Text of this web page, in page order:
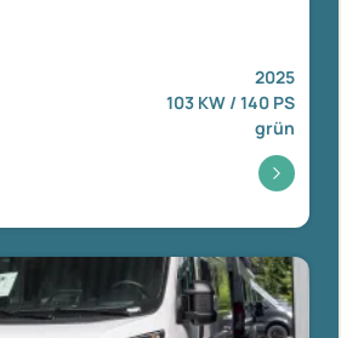
2025
103 KW / 140 PS
grün